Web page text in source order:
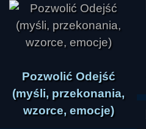
Pozwolić Odejść
(myśli, przekonania,
wzorce, emocje)